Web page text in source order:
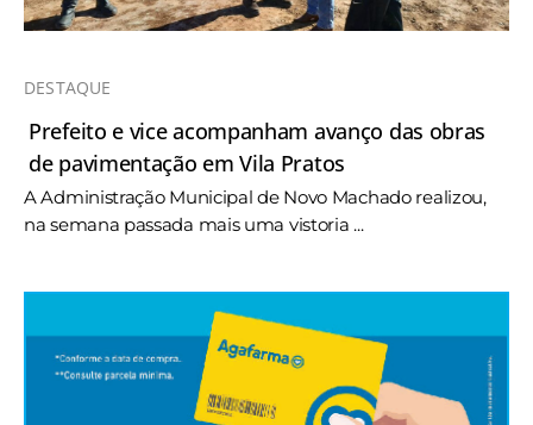
DESTAQUE
Prefeito e vice acompanham avanço das obras
de pavimentação em Vila Pratos
A Administração Municipal de Novo Machado realizou,
na semana passada mais uma vistoria ...